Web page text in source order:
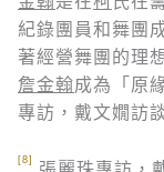
紀錄團員和舞團
著經營舞團的理
詹金翰成為「原
專訪，戴文嫺訪
[8]